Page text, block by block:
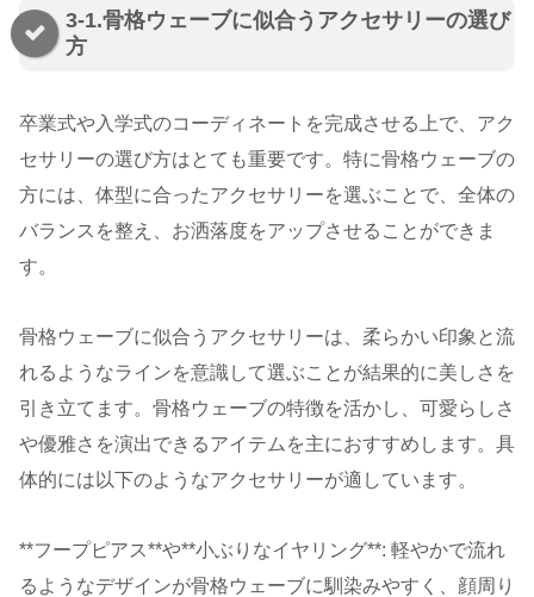
3-1.骨格ウェーブに似合うアクセサリーの選び
方
卒業式や入学式のコーディネートを完成させる上で、アク
セサリーの選び方はとても重要です。特に骨格ウェーブの
方には、体型に合ったアクセサリーを選ぶことで、全体の
バランスを整え、お洒落度をアップさせることができま
す。
骨格ウェーブに似合うアクセサリーは、柔らかい印象と流
れるようなラインを意識して選ぶことが結果的に美しさを
引き立てます。骨格ウェーブの特徴を活かし、可愛らしさ
や優雅さを演出できるアイテムを主におすすめします。具
体的には以下のようなアクセサリーが適しています。
**フープピアス**や**小ぶりなイヤリング**: 軽やかで流れ
るようなデザインが骨格ウェーブに馴染みやすく、顔周り